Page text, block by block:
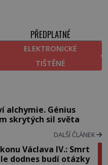
PŘEDPLATNÉ
ELEKTRONICKÉ
TIŠTĚNÉ
alchymie. Génius
skrytých sil světa
DALŠÍ ČLÁNEK
Václava IV.: Smrt
dodnes budí otázky